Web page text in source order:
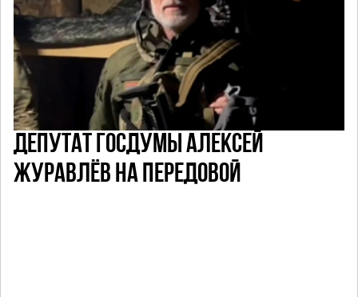
ДЕПУТАТ ГОСДУМЫ АЛЕКСЕЙ
ЖУРАВЛЁВ НА ПЕРЕДОВОЙ